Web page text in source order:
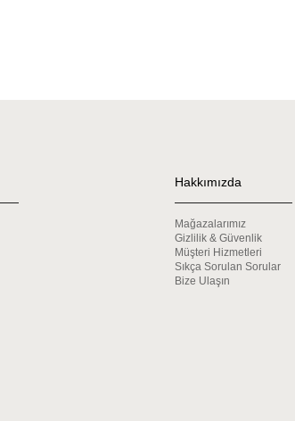
Hakkımızda
Mağazalarımız
Gizlilik & Güvenlik
Müşteri Hizmetleri
Sıkça Sorulan Sorular
Bize Ulaşın